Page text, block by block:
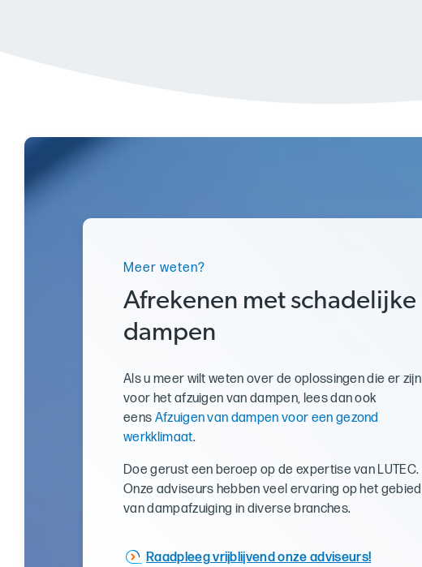
Meer weten?
Afrekenen met schadelijke
dampen
Als u meer wilt weten over de oplossingen die er zijn
voor het afzuigen van dampen, lees dan ook
eens Afzuigen van dampen voor een gezond
werkklimaat.
Doe gerust een beroep op de expertise van LUTEC.
Onze adviseurs hebben veel ervaring op het gebied
van dampafzuiging in diverse branches.
Raadpleeg vrijblijvend onze adviseurs!